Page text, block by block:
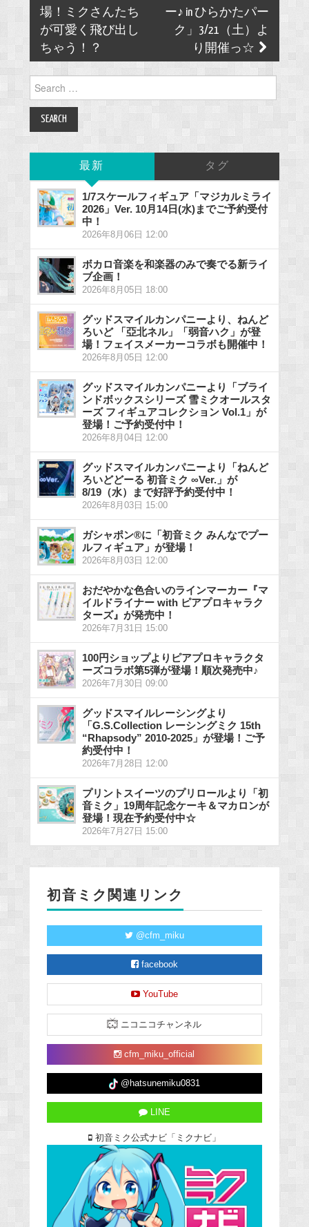
場！ミクさんたち
が可愛く飛び出し
ちゃう！？
ー♪ in ひらかたパー
ク」3/21（土）よ
り開催っ☆
for:
最新 タグ
1/7スケールフィギュア「マジカルミライ
2026」Ver. 10月14日(水)までご予約受付
中！
2026年8月06日 12:00
ボカロ音楽を和楽器のみで奏でる新ライ
ブ企画！
2026年8月05日 18:00
グッドスマイルカンパニーより、ねんど
ろいど 「亞北ネル」「弱音ハク」が登
場！フェイスメーカーコラボも開催中！
2026年8月05日 12:00
グッドスマイルカンパニーより「ブライ
ンドボックスシリーズ 雪ミクオールスタ
ーズ フィギュアコレクション Vol.1」が
登場！ご予約受付中！
2026年8月04日 12:00
グッドスマイルカンパニーより「ねんど
ろいどどーる 初音ミク ∞Ver.」が
8/19（水）まで好評予約受付中！
2026年8月03日 15:00
ガシャポン®に「初音ミク みんなでプー
ルフィギュア」が登場！
2026年8月03日 12:00
おだやかな色合いのラインマーカー『マ
イルドライナー with ピアプロキャラク
ターズ』が発売中！
2026年7月31日 15:00
100円ショップよりピアプロキャラクタ
ーズコラボ第5弾が登場！順次発売中♪
2026年7月30日 09:00
グッドスマイルレーシングより
「G.S.Collection レーシングミク 15th
“Rhapsody” 2010-2025」が登場！ご予
約受付中！
2026年7月28日 12:00
プリントスイーツのプリロールより「初
音ミク」19周年記念ケーキ＆マカロンが
登場！現在予約受付中☆
2026年7月27日 15:00
初音ミク関連リンク
@cfm_miku
facebook
YouTube
ニコニコチャンネル
cfm_miku_official
@hatsunemiku0831
LINE
初音ミク公式ナビ「ミクナビ」